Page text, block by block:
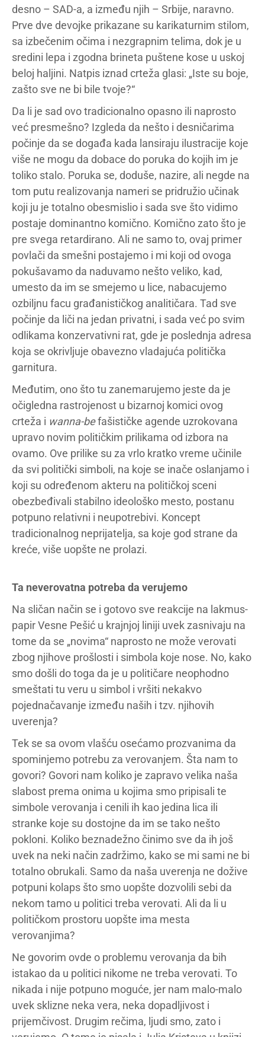
desno – SAD-a, a između njih – Srbije, naravno.
Prve dve devojke prikazane su karikaturnim stilom,
sa izbečenim očima i nezgrapnim telima, dok je u
sredini lepa i zgodna brineta puštene kose u uskoj
beloj haljini. Natpis iznad crteža glasi: „Iste su boje,
zašto sve ne bi bile tvoje?“
Da li je sad ovo tradicionalno opasno ili naprosto
već presmešno? Izgleda da nešto i desničarima
počinje da se događa kada lansiraju ilustracije koje
više ne mogu da dobace do poruka do kojih im je
toliko stalo. Poruka se, doduše, nazire, ali negde na
tom putu realizovanja nameri se pridružio učinak
koji ju je totalno obesmislio i sada sve što vidimo
postaje dominantno komično. Komično zato što je
pre svega retardirano. Ali ne samo to, ovaj primer
povlači da smešni postajemo i mi koji od ovoga
pokušavamo da naduvamo nešto veliko, kad,
umesto da im se smejemo u lice, nabacujemo
ozbiljnu facu građanističkog analitičara. Tad sve
počinje da liči na jedan privatni, i sada već po svim
odlikama konzervativni rat, gde je poslednja adresa
koja se okrivljuje obavezno vladajuća politička
garnitura.
Međutim, ono što tu zanemarujemo jeste da je
očigledna rastrojenost u bizarnoj komici ovog
crteža i wanna-befašističke agende uzrokovana
upravo novim političkim prilikama od izbora na
ovamo. Ove prilike su za vrlo kratko vreme učinile
da svi politički simboli, na koje se inače oslanjamo i
koji su određenom akteru na političkoj sceni
obezbeđivali stabilno ideološko mesto, postanu
potpuno relativni i neupotrebivi. Koncept
tradicionalnog neprijatelja, sa koje god strane da
kreće, više uopšte ne prolazi.
Ta neverovatna potreba da verujemo
Na sličan način se i gotovo sve reakcije na lakmus-
papir Vesne Pešić u krajnjoj liniji uvek zasnivaju na
tome da se „novima“ naprosto ne može verovati
zbog njihove prošlosti i simbola koje nose. No, kako
smo došli do toga da je u političare neophodno
smeštati tu veru u simbol i vršiti nekakvo
pojednačavanje između naših i tzv. njihovih
uverenja?
Tek se sa ovom vlašću osećamo prozvanima da
spominjemo potrebu za verovanjem. Šta nam to
govori? Govori nam koliko je zapravo velika naša
slabost prema onima u kojima smo pripisali te
simbole verovanja i cenili ih kao jedina lica ili
stranke koje su dostojne da im se tako nešto
pokloni. Koliko beznadežno činimo sve da ih još
uvek na neki način zadržimo, kako se mi sami ne bi
totalno obrukali. Samo da naša uverenja ne dožive
potpuni kolaps što smo uopšte dozvolili sebi da
nekom tamo u politici treba verovati. Ali da li u
političkom prostoru uopšte ima mesta
verovanjima?
Ne govorim ovde o problemu verovanja da bih
istakao da u politici nikome ne treba verovati. To
nikada i nije potpuno moguće, jer nam malo-malo
uvek sklizne neka vera, neka dopadljivost i
prijemčivost. Drugim rečima, ljudi smo, zato i